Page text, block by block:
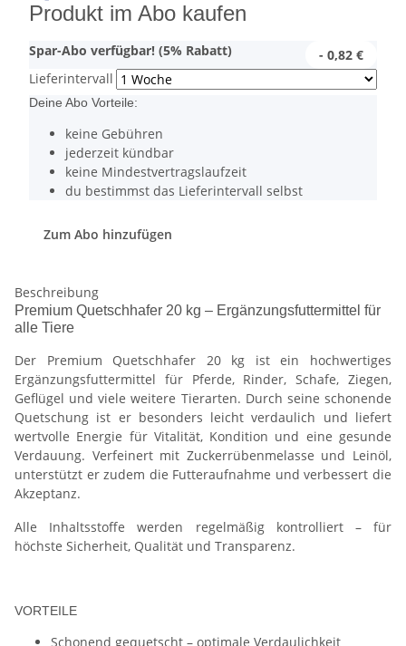
Produkt im Abo kaufen
Spar-Abo verfügbar! (5% Rabatt)
- 0,82 €
Lieferintervall
Deine Abo Vorteile:
keine Gebühren
jederzeit kündbar
keine Mindestvertragslaufzeit
du bestimmst das Lieferintervall selbst
Zum Abo hinzufügen
Beschreibung
Premium Quetschhafer 20 kg – Ergänzungsfuttermittel für
alle Tiere
Der Premium Quetschhafer 20 kg ist ein hochwertiges
Ergänzungsfuttermittel für Pferde, Rinder, Schafe, Ziegen,
Geflügel und viele weitere Tierarten. Durch seine schonende
Quetschung ist er besonders leicht verdaulich und liefert
wertvolle Energie für Vitalität, Kondition und eine gesunde
Verdauung. Verfeinert mit Zuckerrübenmelasse und Leinöl,
unterstützt er zudem die Futteraufnahme und verbessert die
Akzeptanz.
Alle Inhaltsstoffe werden regelmäßig kontrolliert – für
höchste Sicherheit, Qualität und Transparenz.
VORTEILE
Schonend gequetscht – optimale Verdaulichkeit